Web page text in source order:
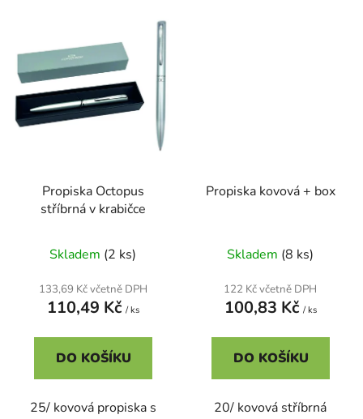
Propiska Octopus
stříbrná v krabičce
Skladem (2 ks)
133,69 Kč včetně DPH
110,49 Kč / ks
DO KOŠÍKU
25/ kovová propiska s
Propiska kovová + box
Skladem (8 ks)
122 Kč včetně DPH
100,83 Kč / ks
DO KOŠÍKU
20/ kovová stříbrná